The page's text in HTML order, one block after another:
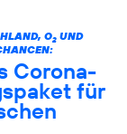
O2UND
Corona-
für